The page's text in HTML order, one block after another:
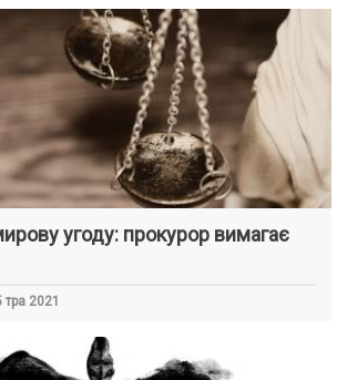
угоду: прокурор вимагає
тра 2021